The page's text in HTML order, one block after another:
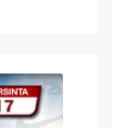
ja
ei pitänyt
pärjätä niin